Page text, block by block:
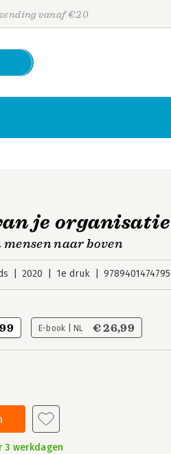
vanaf €20
je organisatie
mensen naar boven
2020 1e druk 9789401474795
E-book | NL € 26,99
3 werkdagen
Personen